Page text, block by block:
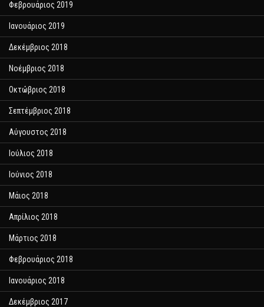
Φεβρουάριος 2019
Ιανουάριος 2019
Δεκέμβριος 2018
Νοέμβριος 2018
Οκτώβριος 2018
Σεπτέμβριος 2018
Αύγουστος 2018
Ιούλιος 2018
Ιούνιος 2018
Μάιος 2018
Απρίλιος 2018
Μάρτιος 2018
Φεβρουάριος 2018
Ιανουάριος 2018
Δεκέμβριος 2017